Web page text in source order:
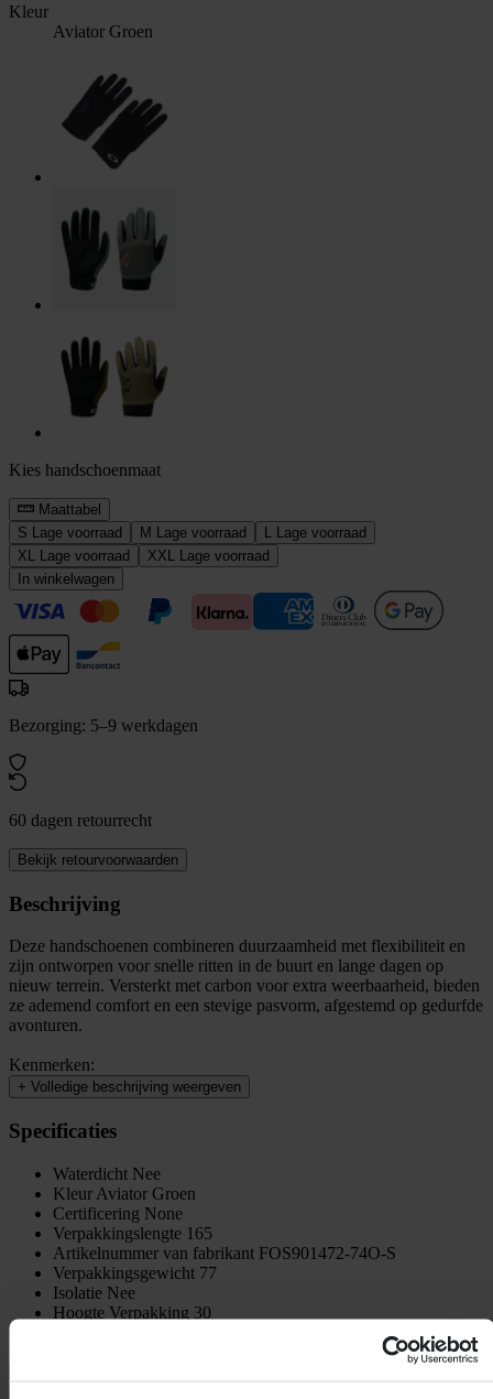
Kleur
Aviator Groen
Kies handschoenmaat
Maattabel
S
Lage voorraad M Lage voorraad
Lage voorraad
XL
Lage voorraad XXL
Lage voorraad
In winkelwagen
Bezorging: 5–9 werkdagen
60 dagen retourrecht
Bekijk retourvoorwaarden
Beschrijving
Deze handschoenen combineren duurzaamheid met flexibiliteit en
zijn ontworpen voor snelle ritten in de buurt en lange dagen op
nieuw terrein. Versterkt met carbon voor extra weerbaarheid, bieden
ze ademend comfort en een stevige pasvorm, afgestemd op gedurfde
avonturen.
Kenmerken:
+ Volledige beschrijving weergeven
Specificaties
Waterdicht Nee
Kleur Aviator Groen
Certificering None
Verpakkingslengte 165
Artikelnummer van fabrikant FOS901472-74O-S
Verpakkingsgewicht 77
Isolatie Nee
Hoogte Verpakking 30